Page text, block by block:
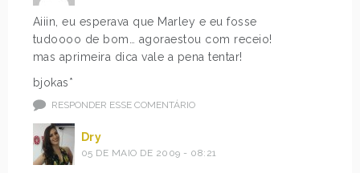
Aiiin, eu esperava que Marley e eu fosse
tudoooo de bom… agoraestou com receio!
mas aprimeira dica vale a pena tentar!
bjokas*
RESPONDER ESSE COMENTÁRIO
Dry
05 DE MAIO DE 2009 - 08:21